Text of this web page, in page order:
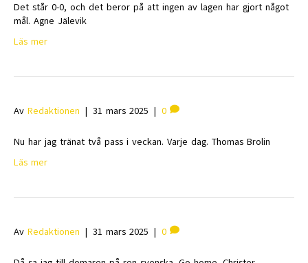
Det står 0-0, och det beror på att ingen av lagen har gjort något
mål. Agne Jälevik
Läs mer
Av Redaktionen | 31 mars 2025 | 0
Nu har jag tränat två pass i veckan. Varje dag. Thomas Brolin
Läs mer
Av Redaktionen | 31 mars 2025 | 0